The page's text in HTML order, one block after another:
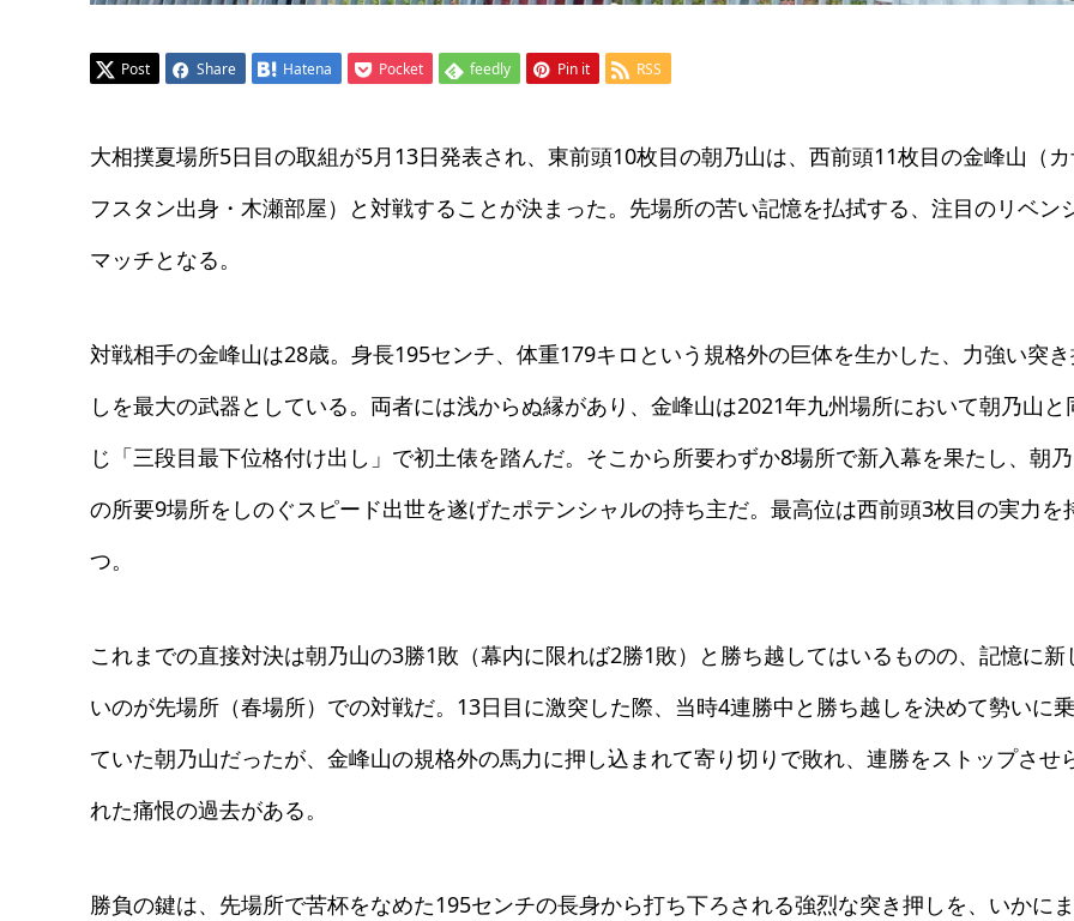
Post Share Hatena Pocket feedly Pin it RSS
大相撲夏場所5日目の取組が5月13日発表され、東前頭10枚目の朝乃山は、西前頭11枚目の金峰山（
フスタン出身・木瀬部屋）と対戦することが決まった。先場所の苦い記憶を払拭する、注目のリベン
マッチとなる。
対戦相手の金峰山は28歳。身長195センチ、体重179キロという規格外の巨体を生かした、力強い突
しを最大の武器としている。両者には浅からぬ縁があり、金峰山は2021年九州場所において朝乃山と
じ「三段目最下位格付け出し」で初土俵を踏んだ。そこから所要わずか8場所で新入幕を果たし、朝
の所要9場所をしのぐスピード出世を遂げたポテンシャルの持ち主だ。最高位は西前頭3枚目の実力を
つ。
これまでの直接対決は朝乃山の3勝1敗（幕内に限れば2勝1敗）と勝ち越してはいるものの、記憶に新
いのが先場所（春場所）での対戦だ。13日目に激突した際、当時4連勝中と勝ち越しを決めて勢いに
ていた朝乃山だったが、金峰山の規格外の馬力に押し込まれて寄り切りで敗れ、連勝をストップさせ
れた痛恨の過去がある。
勝負の鍵は、先場所で苦杯をなめた195センチの長身から打ち下ろされる強烈な突き押しを、いかに